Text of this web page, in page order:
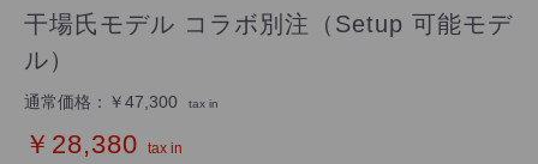
干場氏モデル コラボ別注（Setup 可能モデ
ル）
通常価格： ￥47,300 tax in
￥28,380 tax in